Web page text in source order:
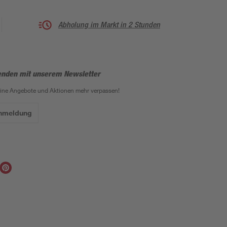
Abholung im Markt in 2 Stunden
mit unserem Newsletter
Angebote und Aktionen mehr verpassen!